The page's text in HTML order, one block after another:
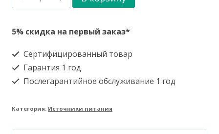
товара
Tantos
TS-
5% скидка на первый заказ*
Сертифицированный товар
Гарантия 1 год
Послегарантийное обслуживание 1 год
Категория: Источники питания